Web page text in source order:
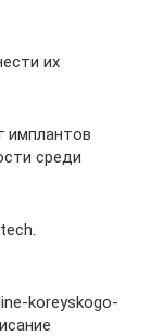
их
имплантов
среди
koreyskogo-